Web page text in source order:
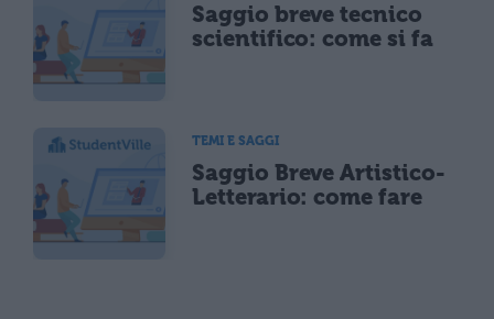
Saggio breve tecnico
scientifico: come si fa
TEMI E SAGGI
Saggio Breve Artistico-
Letterario: come fare